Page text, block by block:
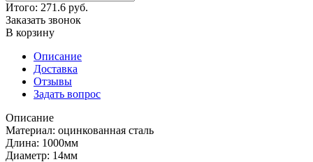
Итого: 271.6 руб.
Заказать звонок
В корзину
Описание
Доставка
Отзывы
Задать вопрос
Описание
Материал: оцинкованная сталь
Длина: 1000мм
Диаметр: 14мм